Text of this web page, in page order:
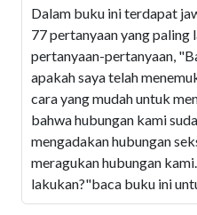
Dalam buku ini terdapat
77 pertanyaan yang paling
pertanyaan-pertanyaan,
apakah saya telah
cara yang mudah untuk
bahwa hubungan kami
mengadakan hubungan
meragukan hubungan
lakukan?"baca buku ini